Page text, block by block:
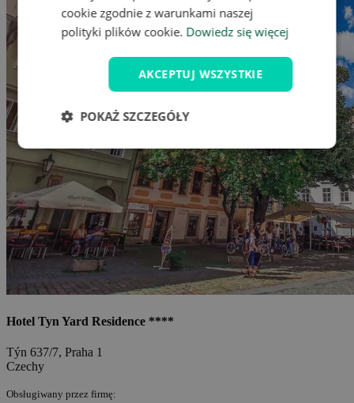
Hotel Tyn Yard Residence ****
Týn 637/7, Praha 1
Czechy
Obsługiwany przez firmę:
cookie zgodnie z warunkami naszej
polityki plików cookie. Dowiedz się więcej
AKCEPTUJ WSZYSTKIE
POKAŻ SZCZEGÓŁY